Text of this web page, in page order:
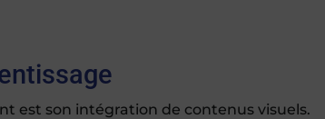
est son intégration de contenus visuels.